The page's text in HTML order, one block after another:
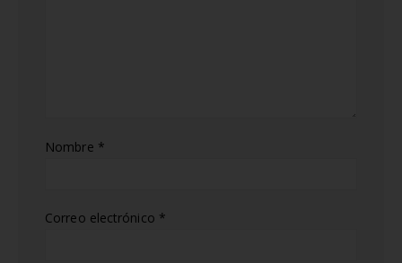
Nombre *
Correo electrónico *